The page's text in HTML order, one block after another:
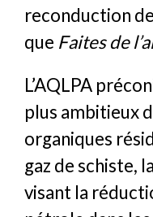
reconduction
que Faites de
L’AQLPA
plus ambitieux
organiques
gaz de schiste,
visant la